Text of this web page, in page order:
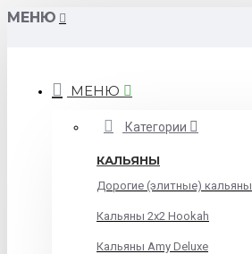
МЕНЮ
МЕНЮ
Категории
КАЛЬЯНЫ
Дорогие (элитные) кальяны
Кальяны 2х2 Hookah
Кальяны Amy Deluxe